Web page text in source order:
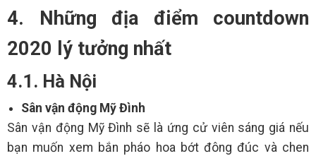
4. Những địa điểm countdown
2020 lý tưởng nhất
4.1. Hà Nội
Sân vận động Mỹ Đình
Sân vận động Mỹ Đình sẽ là ứng cử viên sáng giá nếu
bạn muốn xem bắn pháo hoa bớt đông đúc và chen